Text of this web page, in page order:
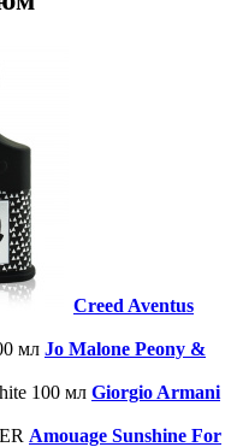
Creed Aventus
Jo Malone Peony &
Giorgio Armani
Amouage Sunshine For